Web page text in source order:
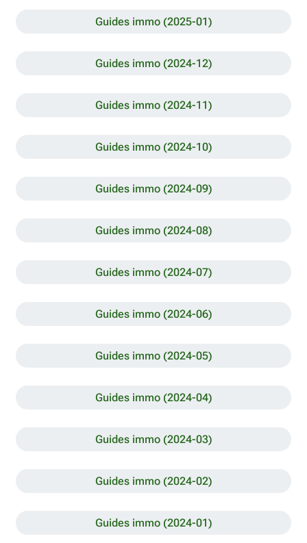
Guides immo (2025-01)
Guides immo (2024-12)
Guides immo (2024-11)
Guides immo (2024-10)
Guides immo (2024-09)
Guides immo (2024-08)
Guides immo (2024-07)
Guides immo (2024-06)
Guides immo (2024-05)
Guides immo (2024-04)
Guides immo (2024-03)
Guides immo (2024-02)
Guides immo (2024-01)